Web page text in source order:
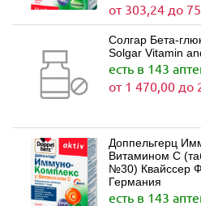
от 303,24 до
Солгар Бета-
Solgar Vitamin
есть в 143
от 1 470,00 до
Доппельгерц
Витамином С
№30) Квайссер
Германия
есть в 143